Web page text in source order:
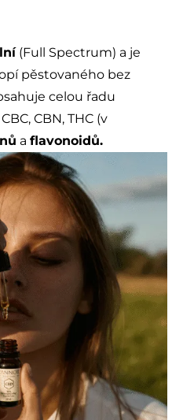
(Full Spectrum) a je
pěstovaného bez
celou řadu
CBC, CBN, THC (v
a flavonoidů.